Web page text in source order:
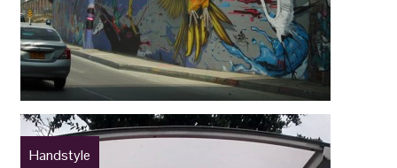
Handstyle